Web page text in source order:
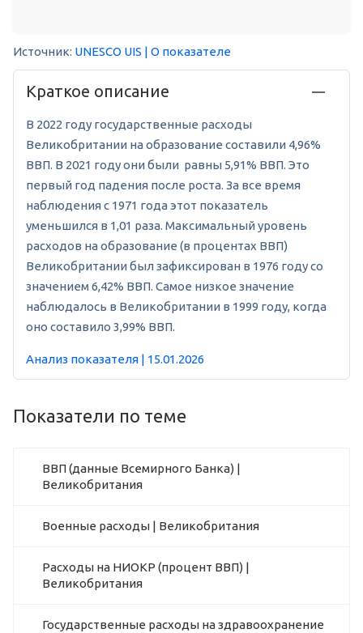
Источник: UNESCO UIS | О показателе
Краткое описание
В 2022 году государственные расходы
Великобритании на образование составили 4,96%
ВВП. В 2021 году они были равны 5,91% ВВП. Это
первый год падения после роста. За все время
наблюдения с 1971 года этот показатель
уменьшился в 1,01 раза. Максимальный уровень
расходов на образование (в процентах ВВП)
Великобритании был зафиксирован в 1976 году со
значением 6,42% ВВП. Самое низкое значение
наблюдалось в Великобритании в 1999 году, когда
оно составило 3,99% ВВП.
Анализ показателя | 15.01.2026
Показатели по теме
ВВП (данные Всемирного Банка) |
Великобритания
Военные расходы | Великобритания
Расходы на НИОКР (процент ВВП) |
Великобритания
Государственные расходы на здравоохранение